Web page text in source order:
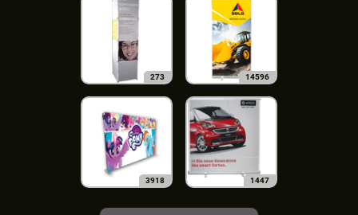
273 14596
3918 1447